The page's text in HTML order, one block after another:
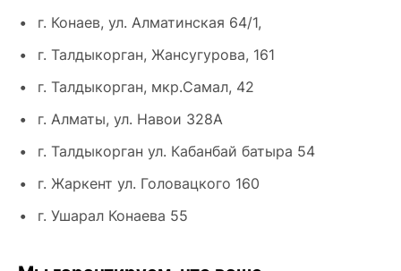
г. Конаев, ул. Алматинская 64/1,
г. Талдыкорган, Жансугурова, 161
г. Талдыкорган, мкр.Самал, 42
г. Алматы, ул. Навои 328А
г. Талдыкорган ул. Кабанбай батыра 54
г. Жаркент ул. Головацкого 160
г. Ушарал Конаева 55